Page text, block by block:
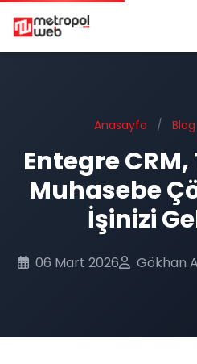
Ana içeriğe geç
Anasayfa / Blog
Entegre
Muhasebe
İşinizi
06 Mart 2026 Gökhan